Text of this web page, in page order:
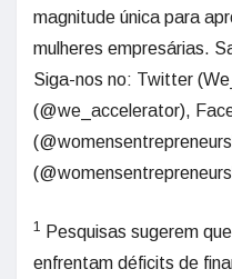
magnitude única para
mulheres empresárias.
Siga-nos no: Twitter
(@we_accelerator),
1 Pesquisas sugerem
enfrentam déficits de